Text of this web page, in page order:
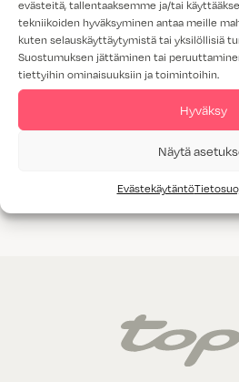
evästeitä, tallentaaksemme ja/tai
tekniikoiden hyväksyminen antaa meille
kuten selauskäyttäytymistä tai yksilöllisiä
Suostumuksen jättäminen tai
tiettyihin ominaisuuksiin ja toimintoihin.
Hyväksy
Näytä
Evästekäytäntö
Massiivipuu
Melamiini
Tammiviilu